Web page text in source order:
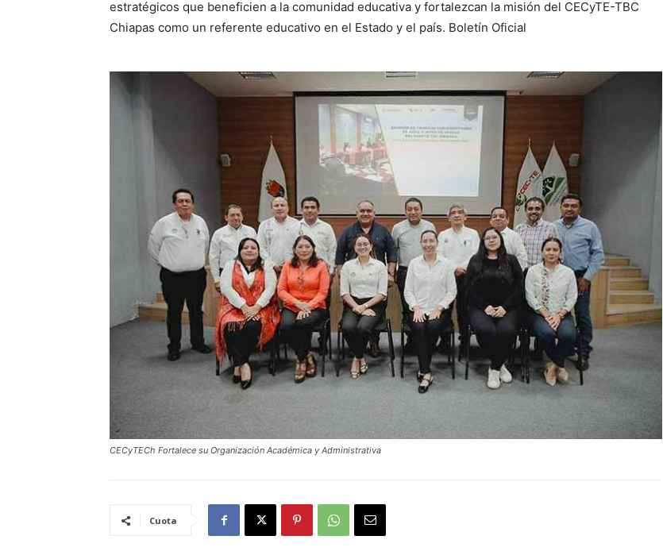
estratégicos que beneficien a la comunidad educativa y fortalezcan la misión del CECyTE-TBC
Chiapas como un referente educativo en el Estado y el país. Boletín Oficial
CECyTECh Fortalece su Organización Académica y Administrativa
Cuota